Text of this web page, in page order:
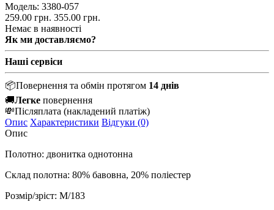
Модель: 3380-057
259.00 грн. 355.00 грн.
Немає в наявності
Як ми доставляємо?
Наші сервіси
📦Повернення та обмін протягом 14 днів
🚚Легке повернення
💸Післяплата (накладений платіж)
Опис Характеристики Відгуки (0)
Опис
Полотно: двонитка однотонна
Склад полотна: 80% бавовна, 20% поліестер
Розмір/зріст: M/183